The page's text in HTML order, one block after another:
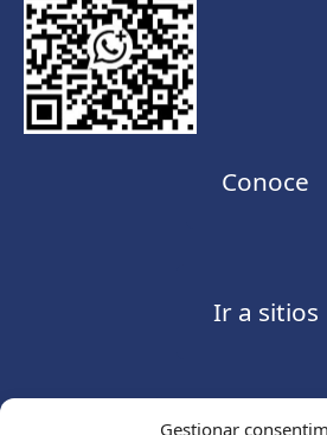
Gestionar
Conoce
Ir a sitios